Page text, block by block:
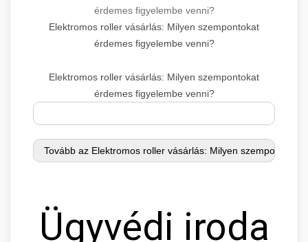
érdemes figyelembe venni?
Elektromos roller vásárlás: Milyen szempontokat
érdemes figyelembe venni?
Elektromos roller vásárlás: Milyen szempontokat
érdemes figyelembe venni?
Ügyvédi iroda